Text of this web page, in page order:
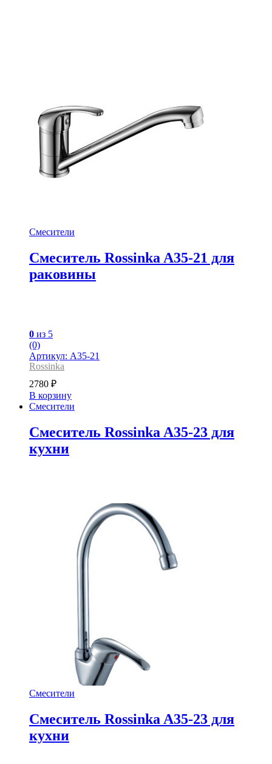
Смесители
Смеситель Rossinka A35-21 для
раковины
0 из 5
(0)
Артикул: A35-21
Rossinka
2780 ₽
В корзину
Смесители
Смеситель Rossinka A35-23 для
кухни
Смесители
Смеситель Rossinka A35-23 для
кухни